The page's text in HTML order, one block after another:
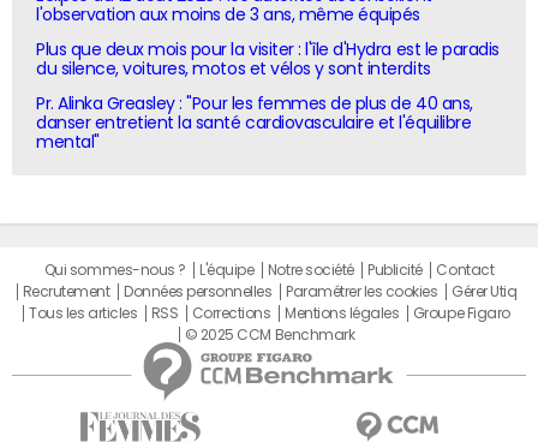
l'observation aux moins de 3 ans, même équipés
Plus que deux mois pour la visiter : l'île d'Hydra est le paradis
du silence, voitures, motos et vélos y sont interdits
Pr. Alinka Greasley : "Pour les femmes de plus de 40 ans,
danser entretient la santé cardiovasculaire et l'équilibre
mental"
Qui sommes-nous ? L'équipe Notre société Publicité
Contact
Recrutement
Données personnelles Paramétrer les cookies
Gérer Utiq
Tous les articles
RSS Corrections Mentions légales
Groupe Figaro
© 2025 CCM Benchmark